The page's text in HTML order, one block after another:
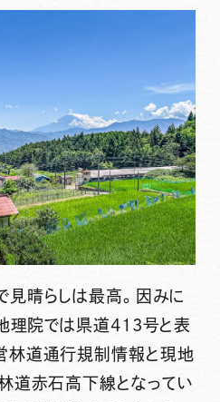
見晴らしは最高。因みに
理院では県道413号と表
林道通行規制情報と現地
林道赤石高下線となってい